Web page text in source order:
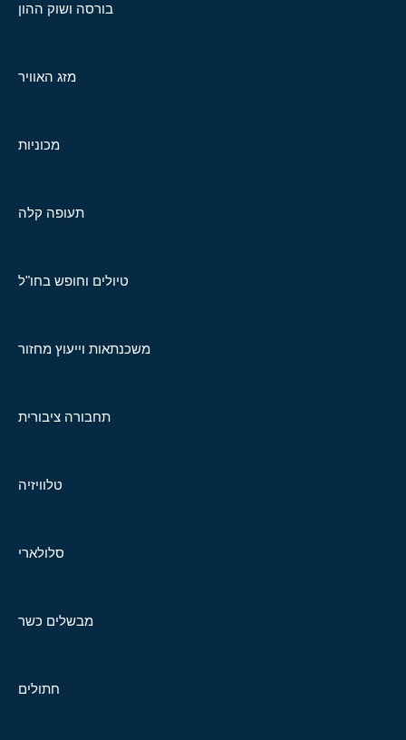
בורסה ושוק ההון
מזג האוויר
מכוניות
תעופה קלה
טיולים וחופש בחו"ל
משכנתאות וייעוץ מחזור
תחבורה ציבורית
טלוויזיה
סלולארי
מבשלים כשר
חתולים